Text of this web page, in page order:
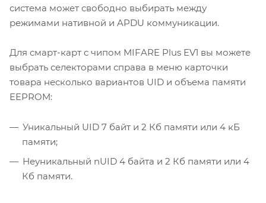
система может свободно выбирать между
режимами нативной и APDU коммуникации.
Для смарт-карт с чипом MIFARE Plus EV1 вы можете
выбрать селекторами справа в меню карточки
товара несколько вариантов UID и объема памяти
EEPROM:
Уникальный UID 7 байт и 2 Кб памяти или 4 кБ
памяти;
Неуникальный nUID 4 байта и 2 Кб памяти или 4
Кб памяти.